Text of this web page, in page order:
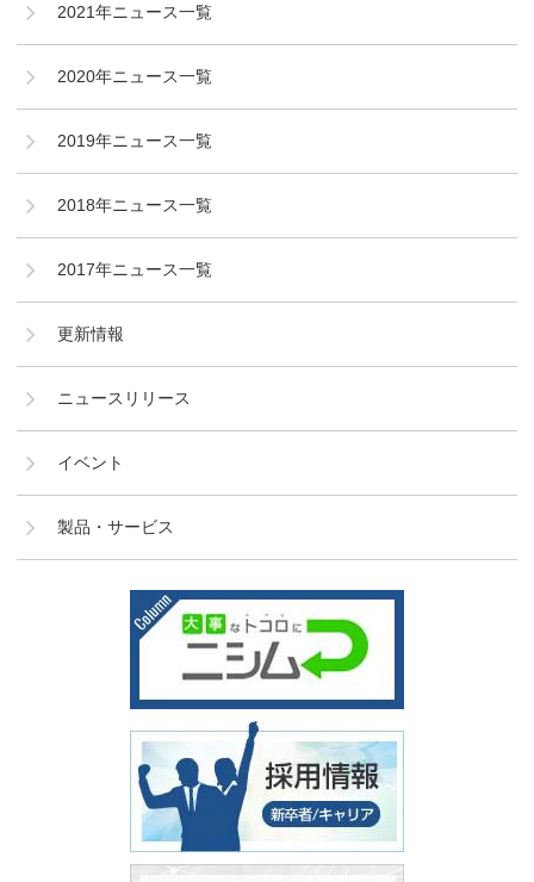
2021年ニュース一覧
2020年ニュース一覧
2019年ニュース一覧
2018年ニュース一覧
2017年ニュース一覧
更新情報
ニュースリリース
イベント
製品・サービス